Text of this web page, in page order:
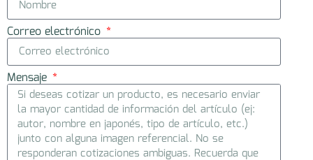
Correo electrónico
Mensaje